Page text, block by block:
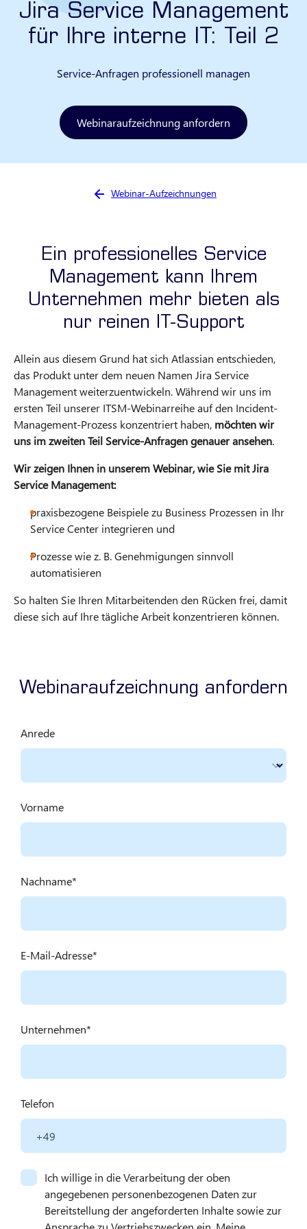
Jira Service Management
für Ihre interne IT: Teil 2
Service-Anfragen professionell managen
Webinaraufzeichnung anfordern
Sie sind hier:
Webinar-Aufzeichnungen
Ein professionelles Service
Management kann Ihrem
Unternehmen mehr bieten als
nur reinen IT-Support
Allein aus diesem Grund hat sich Atlassian entschieden,
das Produkt unter dem neuen Namen Jira Service
Management weiterzuentwickeln. Während wir uns im
ersten Teil unserer ITSM-Webinarreihe auf den Incident-
Management-Prozess konzentriert haben, möchten wir
uns im zweiten Teil Service-Anfragen genauer ansehen.
Wir zeigen Ihnen in unserem Webinar, wie Sie mit Jira
Service Management:
praxisbezogene Beispiele zu Business Prozessen in Ihr
Service Center integrieren und
Prozesse wie z. B. Genehmigungen sinnvoll
automatisieren
So halten Sie Ihren Mitarbeitenden den Rücken frei, damit
diese sich auf Ihre tägliche Arbeit konzentrieren können.
Webinaraufzeichnung anfordern
Anrede
Vorname
Nachname
E-Mail-Adresse
Unternehmen
Telefon
Ich willige in die Verarbeitung der oben
angegebenen personenbezogenen Daten zur
Bereitstellung der angeforderten Inhalte sowie zur